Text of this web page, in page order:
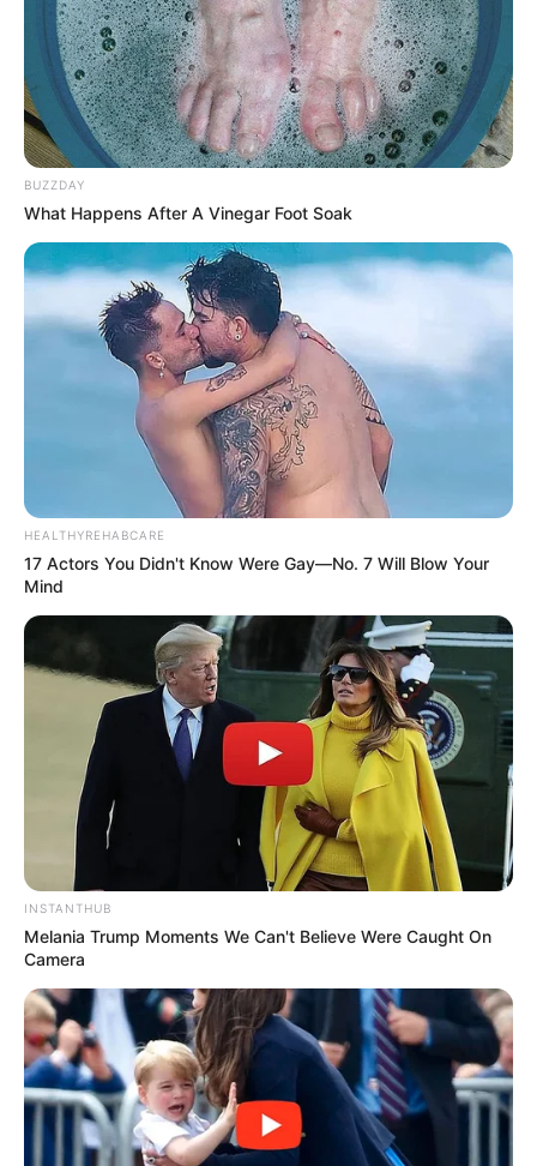
BUZZDAY
What Happens After A Vinegar Foot Soak
HEALTHYREHABCARE
17 Actors You Didn't Know Were Gay—No. 7 Will Blow Your
Mind
INSTANTHUB
Melania Trump Moments We Can't Believe Were Caught On
Camera